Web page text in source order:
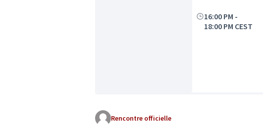
16:00 PM -
18:00 PM CEST
Rencontre officielle